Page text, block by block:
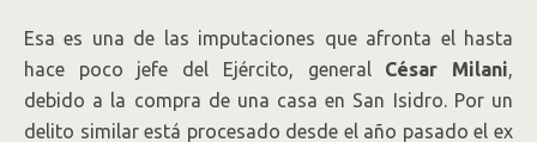
Esa es una de las imputaciones que afronta el hasta
hace poco jefe del Ejército, general César Milani,
debido a la compra de una casa en San Isidro. Por un
delito similar está procesado desde el año pasado el ex